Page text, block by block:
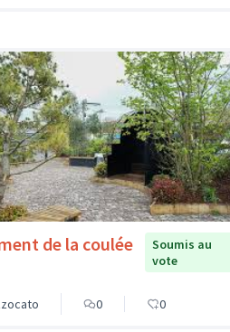
de la coulée
Soumis au
vote
0 0